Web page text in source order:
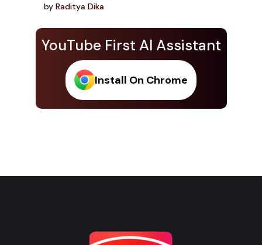
YouTube First AI Assistant
Install On Chrome
by Raditya Dika